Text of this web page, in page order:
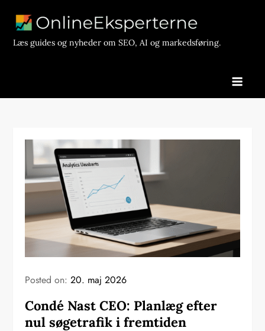
contentLæs guides og nyheder om SEO, AI og markedsføring.
Posted on:20. maj 2026
Condé Nast CEO: Planlæg efter
nul søgetrafik i fremtiden